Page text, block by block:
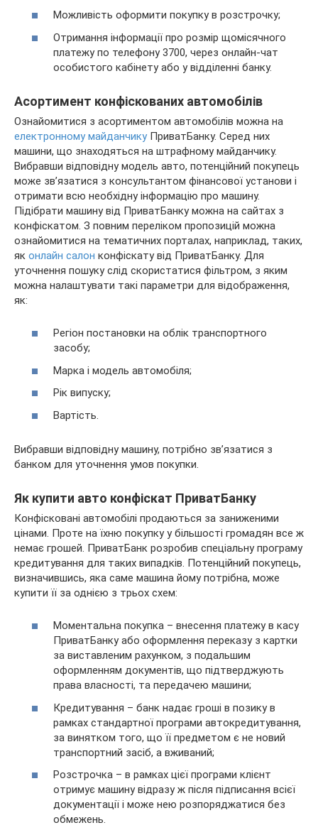
Можливість оформити покупку в розстрочку;
Отримання інформації про розмір щомісячного
платежу по телефону 3700, через онлайн-чат
особистого кабінету або у відділенні банку.
Асортимент конфіскованих автомобілів
Ознайомитися з асортиментом автомобілів можна на
електронному майданчикуПриватБанку. Серед них
машини, що знаходяться на штрафному майданчику.
Вибравши відповідну модель авто, потенційний покупець
може зв’язатися з консультантом фінансової установи і
отримати всю необхідну інформацію про машину.
Підібрати машину від ПриватБанку можна на сайтах з
конфіскатом. З повним переліком пропозицій можна
ознайомитися на тематичних порталах, наприклад, таких,
як онлайн салон конфіскату від ПриватБанку. Для
уточнення пошуку слід скористатися фільтром, з яким
можна налаштувати такі параметри для відображення,
як:
Регіон постановки на облік транспортного
засобу;
Марка і модель автомобіля;
Рік випуску;
Вартість.
Вибравши відповідну машину, потрібно зв’язатися з
банком для уточнення умов покупки.
Як купити авто конфіскат ПриватБанку
Конфісковані автомобілі продаються за заниженими
цінами. Проте на їхню покупку у більшості громадян все ж
немає грошей. ПриватБанк розробив спеціальну програму
кредитування для таких випадків. Потенційний покупець,
визначившись, яка саме машина йому потрібна, може
купити її за однією з трьох схем:
Моментальна покупка – внесення платежу в касу
ПриватБанку або оформлення переказу з картки
за виставленим рахунком, з подальшим
оформленням документів, що підтверджують
права власності, та передачею машини;
Кредитування – банк надає гроші в позику в
рамках стандартної програми автокредитування,
за винятком того, що її предметом є не новий
транспортний засіб, а вживаний;
Розстрочка – в рамках цієї програми клієнт
отримує машину відразу ж після підписання всієї
документації і може нею розпоряджатися без
обмежень.